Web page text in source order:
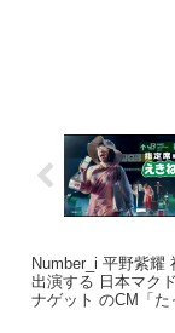
Number_i 平野紫耀
出演する 日本マク
ナゲット のCM「た